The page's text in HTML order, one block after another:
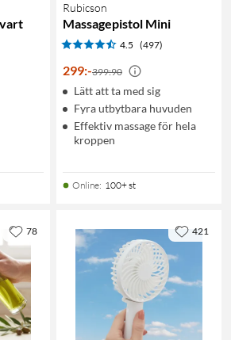
Rubicson
Massagepistol Mini
4.5 (497)
299:-399:90
Lätt att ta med sig
Fyra utbytbara huvuden
Effektiv massage för hela
kroppen
Online: 100+ st
78 421